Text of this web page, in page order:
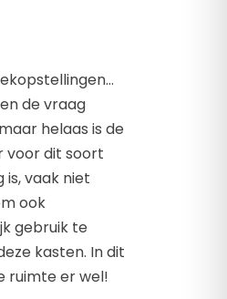
de vraag
helaas is de
voor dit soort
is, vaak niet
ook
gebruik te
kasten. In dit
ruimte er wel!